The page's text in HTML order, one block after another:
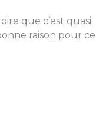
que c’est quasi
raison pour